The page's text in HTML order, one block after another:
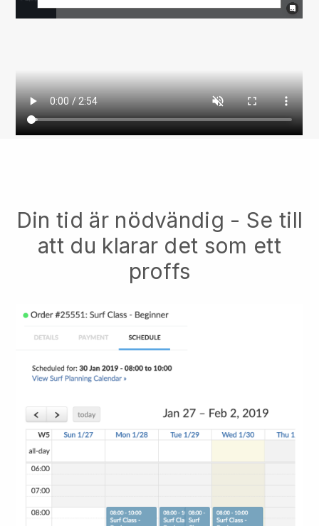
Din tid är nödvändig - Se till
att du klarar det som ett
proffs